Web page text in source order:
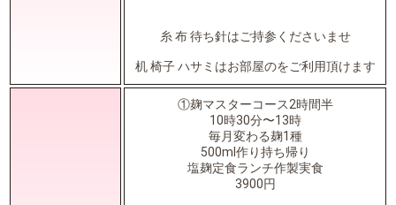
糸 布 待ち針はご持参くださいませ
机 椅子 ハサミはお部屋のをご利用頂けます
①麹マスターコース2時間半
10時30分〜13時
毎月変わる麹1種
500ml作り持ち帰り
塩麹定食ランチ作製実食
3900円